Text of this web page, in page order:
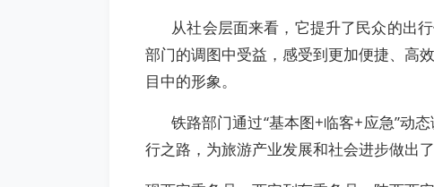
从社会层面来看，它提升了民众的出行
部门的调图中受益，感受到更加便捷、高
目中的形象。
铁路部门通过“基本图+临客+应急”动态
行之路，为旅游产业发展和社会进步做出